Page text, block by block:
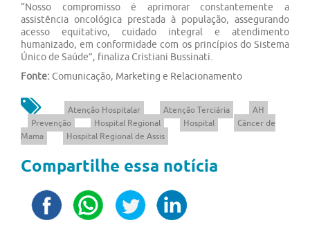
“Nosso compromisso é aprimorar constantemente a
assistência oncológica prestada à população, assegurando
acesso equitativo, cuidado integral e atendimento
humanizado, em conformidade com os princípios do Sistema
Único de Saúde”, finaliza Cristiani Bussinati.
Fonte: Comunicação, Marketing e Relacionamento
Atenção Hospitalar Atenção Terciária
AH
Prevenção
Hospital Regional Hospital
Câncer de
Mama
Hospital Regional de Assis
Compartilhe essa notícia